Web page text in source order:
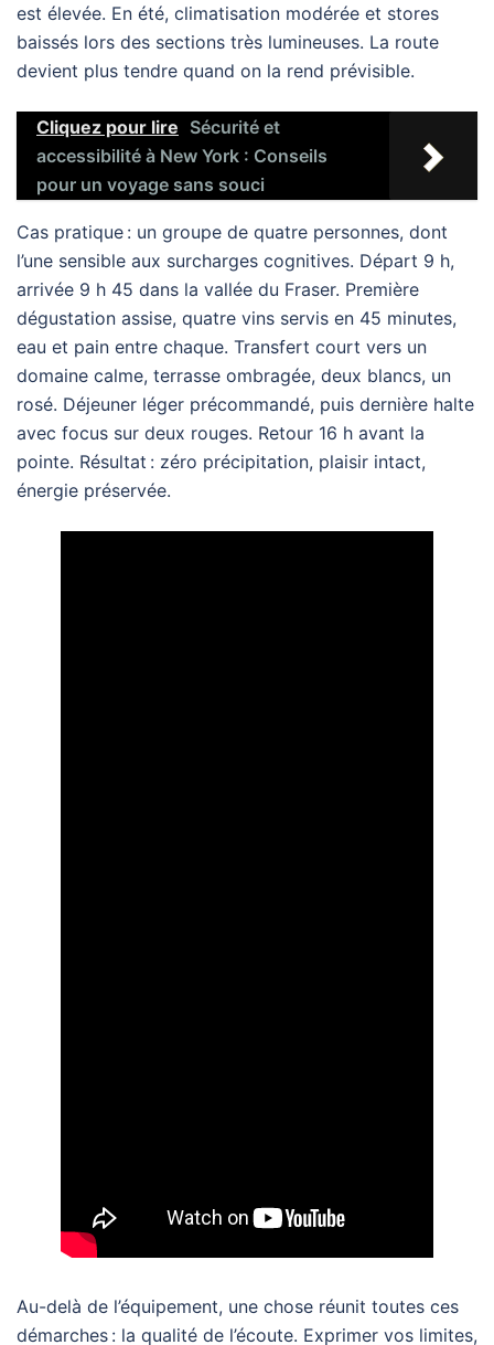
est élevée. En été, climatisation modérée et stores
baissés lors des sections très lumineuses. La route
devient plus tendre quand on la rend prévisible.
Cliquez pour lire Sécurité et
accessibilité à New York : Conseils
pour un voyage sans souci
Cas pratique : un groupe de quatre personnes, dont
l’une sensible aux surcharges cognitives. Départ 9 h,
arrivée 9 h 45 dans la vallée du Fraser. Première
dégustation assise, quatre vins servis en 45 minutes,
eau et pain entre chaque. Transfert court vers un
domaine calme, terrasse ombragée, deux blancs, un
rosé. Déjeuner léger précommandé, puis dernière halte
avec focus sur deux rouges. Retour 16 h avant la
pointe. Résultat : zéro précipitation, plaisir intact,
énergie préservée.
Au-delà de l’équipement, une chose réunit toutes ces
démarches : la qualité de l’écoute. Exprimer vos limites,